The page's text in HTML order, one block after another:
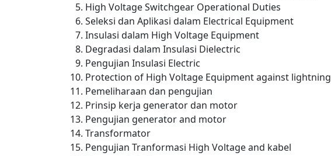
High Voltage Switchgear Operational Duties
Seleksi dan Aplikasi dalam Electrical Equipment
Insulasi dalam High Voltage Equipment
Degradasi dalam Insulasi Dielectric
Pengujian Insulasi Electric
Protection of High Voltage Equipment against lightning
Pemeliharaan dan pengujian
Prinsip kerja generator dan motor
Pengujian generator and motor
Transformator
Pengujian Tranformasi High Voltage and kabel